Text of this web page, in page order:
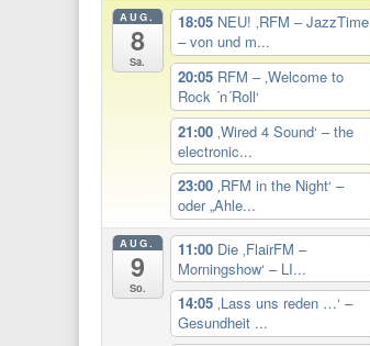
AUG.
8
Sa.
18:05 NEU! ‚RFM – JazzTime
– von und m...
20:05 RFM – ‚Welcome to
Rock ´n´Roll‘
21:00 ‚Wired 4 Sound‘ – the
electronic...
23:00 ‚RFM in the Night‘ –
oder „Ahle...
AUG.
9
So.
11:00 Die ‚FlairFM –
Morningshow‘ – LI...
14:05 ‚Lass uns reden …‘ –
Gesundheit ...